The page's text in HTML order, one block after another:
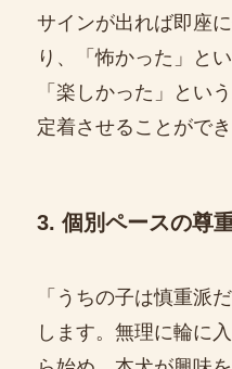
サインが出れば即座
り、「怖かった」と
「楽しかった」とい
定着させることができ
3. 個別ペースの尊
「うちの子は慎重派
します。無理に輪に